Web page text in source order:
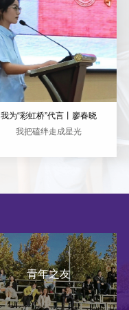
我为“彩虹桥”代言丨廖春晓
我把磕绊走成星光
青年之友